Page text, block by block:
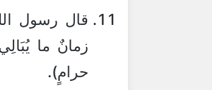
قال رسول
زمانٌ ما
حرامٍ).